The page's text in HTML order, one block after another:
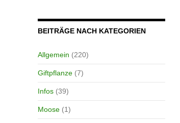
BEITRÄGE NACH KATEGORIEN
Allgemein (220)
Giftpflanze(7)
Infos(39)
Moose(1)